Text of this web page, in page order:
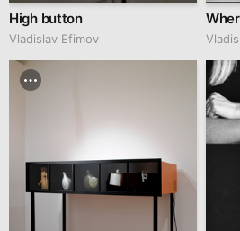
High button
Vladislav Efimov